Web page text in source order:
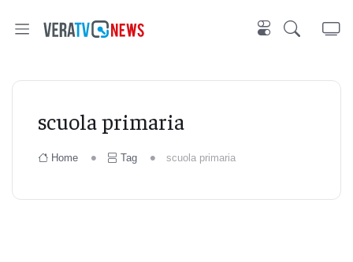
scuola primaria
Home Tag scuola primaria